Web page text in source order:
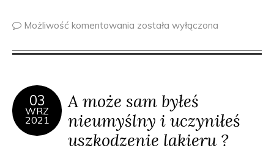
Możliwość komentowania została wyłączona
03
WRZ
2021
A może sam byłeś
nieumyślny i uczyniłeś
uszkodzenie lakieru ?